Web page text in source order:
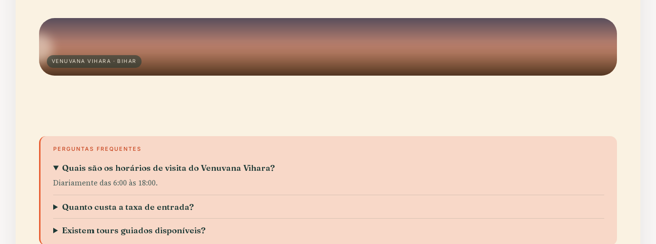
VENUVANA VIHARA · BIHAR
PERGUNTAS FREQUENTES
Quais são os horários de visita do Venuvana Vihara?
Diariamente das 6:00 às 18:00.
Quanto custa a taxa de entrada?
Existem tours guiados disponíveis?